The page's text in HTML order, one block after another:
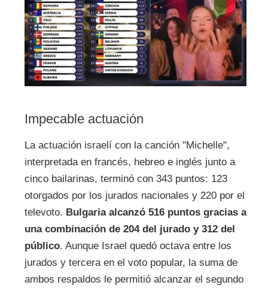
Impecable actuación
La actuación israelí con la canción "Michelle",
interpretada en francés, hebreo e inglés junto a
cinco bailarinas, terminó con 343 puntos: 123
otorgados por los jurados nacionales y 220 por el
televoto. Bulgaria alcanzó 516 puntos gracias a
una combinación de 204 del jurado y 312 del
público. Aunque Israel quedó octava entre los
jurados y tercera en el voto popular, la suma de
ambos respaldos le permitió alcanzar el segundo